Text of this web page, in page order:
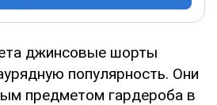
джинсовые шорты
популярность. Они
предметом гардероба в